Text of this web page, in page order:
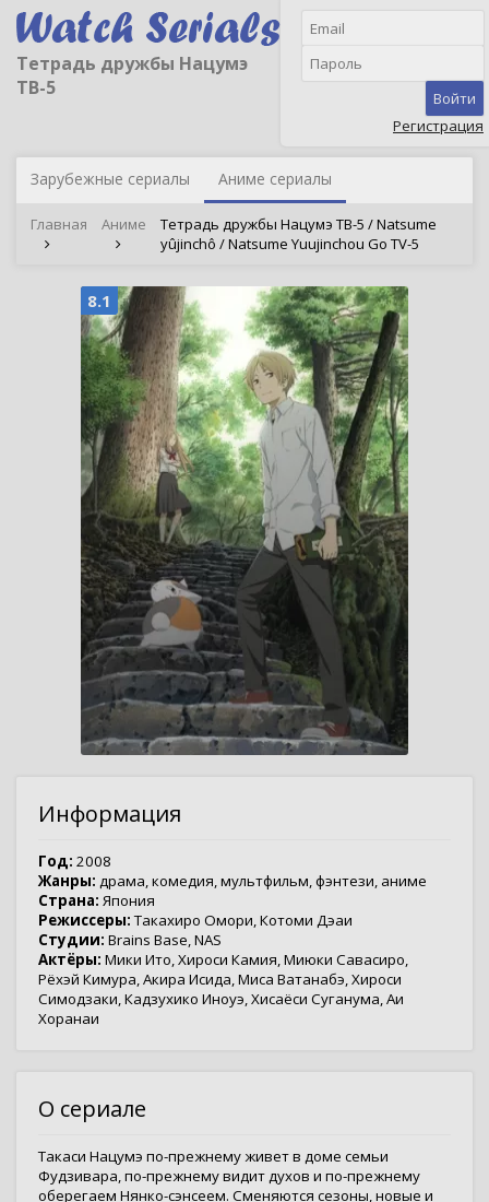
Тетрадь дружбы Нацумэ
ТВ-5
Войти
Регистрация
Зарубежные сериалы Аниме сериалы
Главная Аниме
Тетрадь дружбы Нацумэ ТВ-5 / Natsume
yûjinchô / Natsume Yuujinchou Go TV-5
8.1
Информация
Год: 2008
Жанры: драма,комедия,мультфильм,фэнтези, аниме
Страна: Япония
Режиссеры: Такахиро Омори,Котоми Дэаи
Студии: Brains Base,NAS
Актёры: Мики Ито,Хироси Камия,Миюки Савасиро,
Рёхэй Кимура,Акира Исида,Миса Ватанабэ,Хироси
Симодзаки,Кадзухико Иноуэ,Хисаёси Суганума,Аи
Хоранаи
О сериале
Такаси Нацумэ по-прежнему живет в доме семьи
Фудзивара, по-прежнему видит духов и по-прежнему
оберегаем Нянко-сэнсеем. Сменяются сезоны, новые и